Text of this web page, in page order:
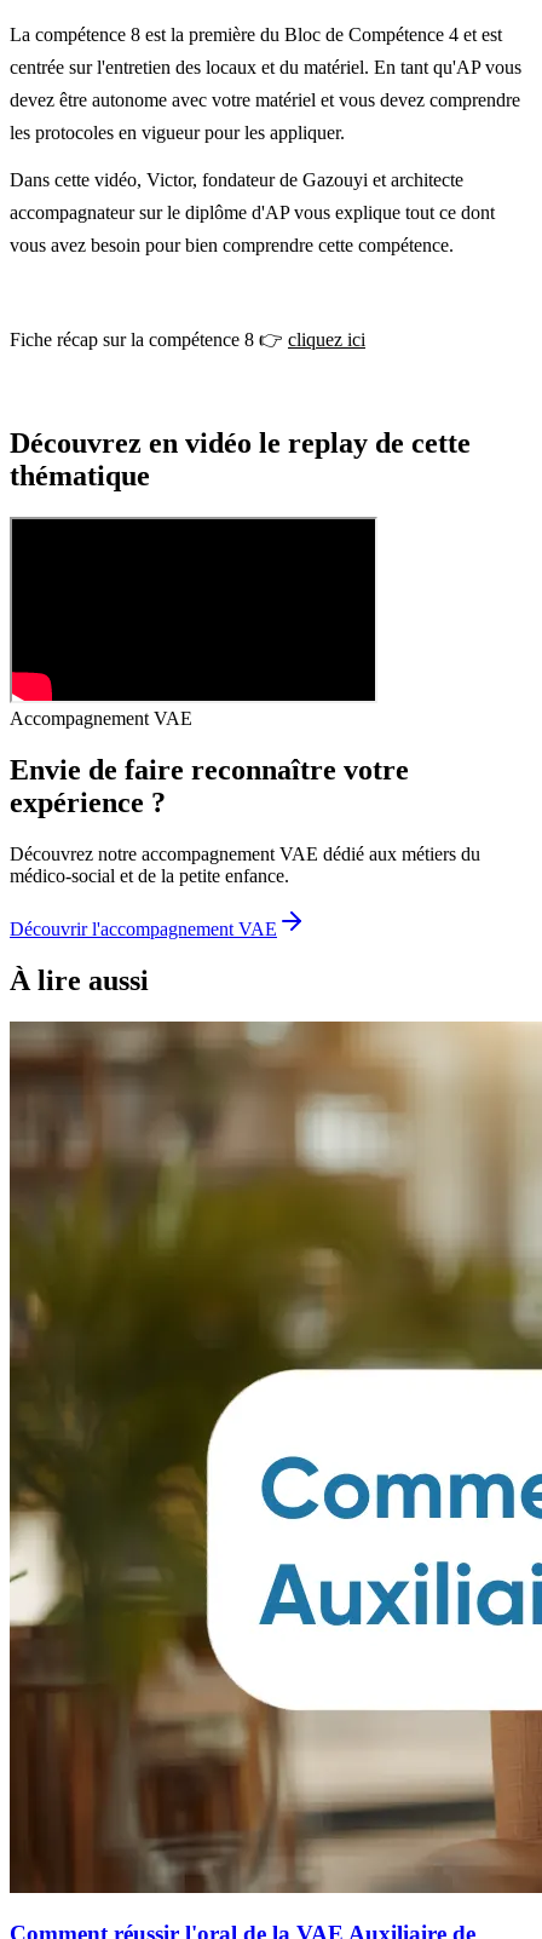
La compétence 8 est la première du Bloc de Compétence 4 et est
centrée sur l'entretien des locaux et du matériel. En tant qu'AP vous
devez être autonome avec votre matériel et vous devez comprendre
les protocoles en vigueur pour les appliquer.
Dans cette vidéo, Victor, fondateur de Gazouyi et architecte
accompagnateur sur le diplôme d'AP vous explique tout ce dont
vous avez besoin pour bien comprendre cette compétence.
Fiche récap sur la compétence 8 👉 cliquez ici
Découvrez en vidéo le replay de cette
thématique
Accompagnement VAE
Envie de faire reconnaître votre
expérience ?
Découvrez notre accompagnement VAE dédié aux métiers du
médico-social et de la petite enfance.
Découvrir l'accompagnement VAE
À lire aussi
Comment réussir l'oral de la VAE Auxiliaire de